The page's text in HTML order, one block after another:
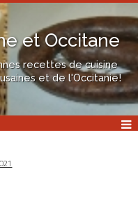
et Occitane
recettes de cuisine
et de l'Occitanie!